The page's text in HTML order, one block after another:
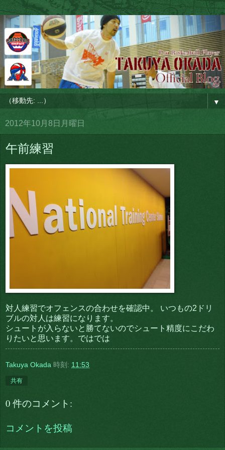
▼
2012年10月8日月曜日
午前練習
対人練習でオフェンスの合わせを確認中。 いつもの2ドリ
ブルの対人は練習になります。
シュートが入らないと勝てないのでシュート精度にこだわ
りたいと思います。ではでは
Takuya Okada 時刻: 11:53
共有
0 件のコメント:
コメントを投稿